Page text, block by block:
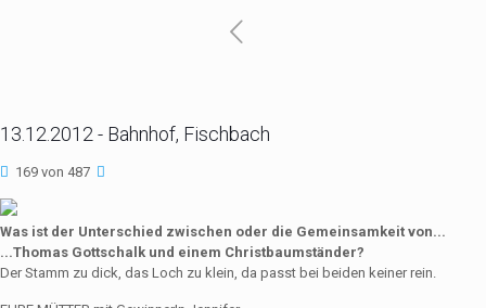
13.12.2012 - Bahnhof, Fischbach
169 von 487
Was ist der Unterschied zwischen oder die Gemeinsamkeit von...
...Thomas Gottschalk und einem Christbaumständer?
Der Stamm zu dick, das Loch zu klein, da passt bei beiden keiner rein.